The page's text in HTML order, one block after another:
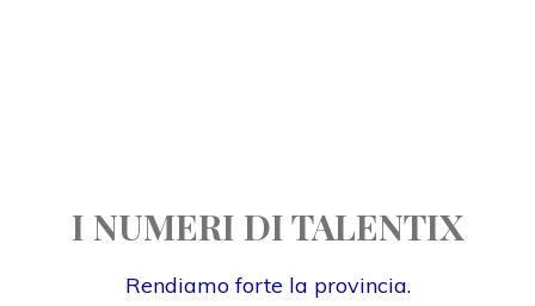
I NUMERI DI TALENTIX
Rendiamo forte la provincia.